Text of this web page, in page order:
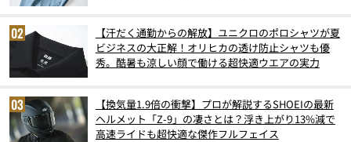
【汗だく通勤からの解放】ユニクロのポロシャツが夏
ビジネスの大正解！オリヒカの透け防止シャツも優
秀。酷暑も涼しい顔で働ける超快適ウエアの実力
【換気量1.9倍の衝撃】プロが解説するSHOEIの最新
ヘルメット「Z-9」の凄さとは？浮き上がり13%減で
高速ライドも超快適な傑作フルフェイス